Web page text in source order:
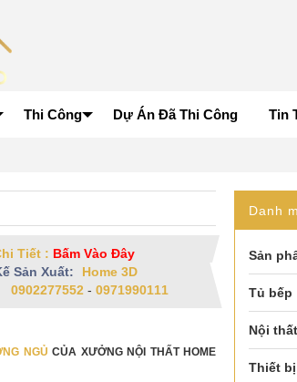
Thi Công Dự Án Đã Thi Công Tin
Tiết : Bấm Vào Đây
Sản Xuất:
Home 3D
0902277552 -0971990111
NGỦCỦA XƯỞNG NỘI THẤT HOME
Danh
Sản
Tủ bếp
Nội thất
Thiết